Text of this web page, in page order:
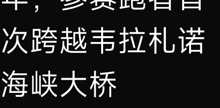
次跨越韦拉札诺
海峡大桥